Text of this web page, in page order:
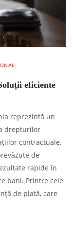
eficiente
reprezintă un
drepturilor
contractuale.
de
rapide în
bani. Printre cele
de plată, care